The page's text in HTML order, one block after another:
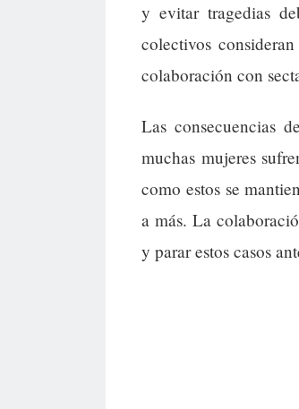
y evitar tragedias
colectivos
colaboración con
Las consecuencias
muchas mujeres
como estos se
a más. La
y parar estos casos